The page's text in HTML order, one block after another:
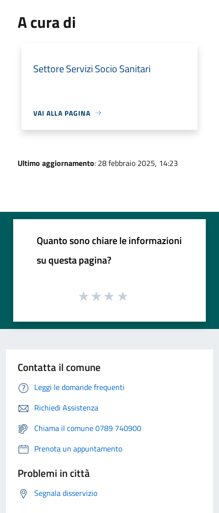
A cura di
Settore Servizi Socio Sanitari
VAI ALLA PAGINA
Ultimo aggiornamento: 28 febbraio 2025, 14:23
Quanto sono chiare le informazioni
su questa pagina?
Contatta il comune
Leggi le domande frequenti
Richiedi Assistenza
Chiama il comune 0789 740900
Prenota un appuntamento
Problemi in città
Segnala disservizio